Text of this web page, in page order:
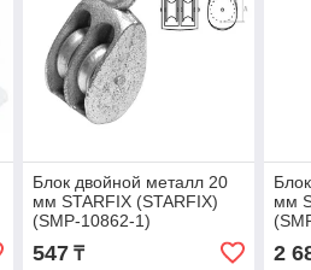
Блок двойной металл 20
мм STARFIX (STARFIX)
(SMP-10862-1)
547₸
мм
2